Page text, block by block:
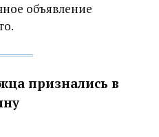
объявление
признались в